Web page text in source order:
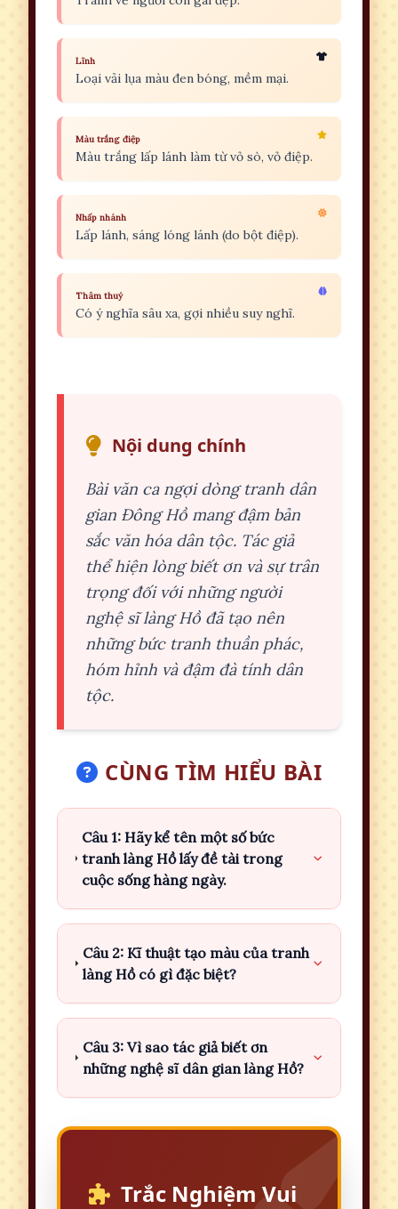
Lĩnh
Loại vải lụa màu đen bóng, mềm mại.
Màu trắng điệp
Màu trắng lấp lánh làm từ vỏ sò, vỏ điệp.
Nhấp nhánh
Lấp lánh, sáng lóng lánh (do bột điệp).
Thâm thuý
Có ý nghĩa sâu xa, gợi nhiều suy nghĩ.
Nội dung chính
Bài văn ca ngợi dòng tranh dân
gian Đông Hồ mang đậm bản
sắc văn hóa dân tộc. Tác giả
thể hiện lòng biết ơn và sự trân
trọng đối với những người
nghệ sĩ làng Hồ đã tạo nên
những bức tranh thuần phác,
hóm hỉnh và đậm đà tính dân
tộc.
CÙNG TÌM HIỂU BÀI
Câu 1: Hãy kể tên một số bức
tranh làng Hồ lấy đề tài trong
cuộc sống hàng ngày.
Câu 2: Kĩ thuật tạo màu của tranh
làng Hồ có gì đặc biệt?
Câu 3: Vì sao tác giả biết ơn
những nghệ sĩ dân gian làng Hồ?
Trắc Nghiệm Vui